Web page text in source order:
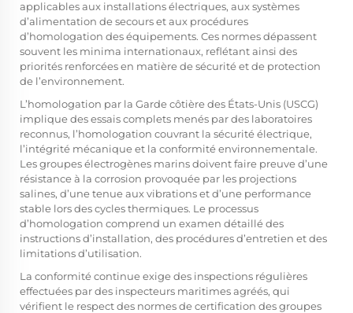
applicables aux installations électriques, aux systèmes
d’alimentation de secours et aux procédures
d’homologation des équipements. Ces normes dépassent
souvent les minima internationaux, reflétant ainsi des
priorités renforcées en matière de sécurité et de protection
de l’environnement.
L’homologation par la Garde côtière des États-Unis (USCG)
implique des essais complets menés par des laboratoires
reconnus, l’homologation couvrant la sécurité électrique,
l’intégrité mécanique et la conformité environnementale.
Les groupes électrogènes marins doivent faire preuve d’une
résistance à la corrosion provoquée par les projections
salines, d’une tenue aux vibrations et d’une performance
stable lors des cycles thermiques. Le processus
d’homologation comprend un examen détaillé des
instructions d’installation, des procédures d’entretien et des
limitations d’utilisation.
La conformité continue exige des inspections régulières
effectuées par des inspecteurs maritimes agréés, qui
vérifient le respect des normes de certification des groupes